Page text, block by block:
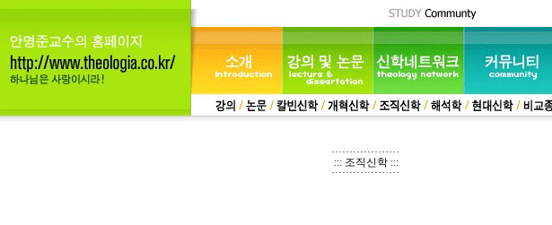
::: 조직신학 :::